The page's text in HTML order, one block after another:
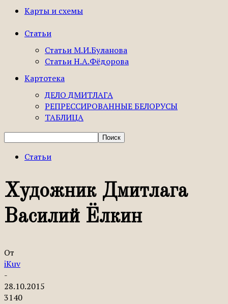
Карты и схемы
Статьи
Статьи М.И.Буланова
Статьи Н.А.Фёдорова
Картотека
ДЕЛО ДМИТЛАГА
РЕПРЕССИРОВАННЫЕ БЕЛОРУСЫ
ТАБЛИЦА
Статьи
Художник Дмитлага
Василий Ёлкин
От
iKuv
-
28.10.2015
3140